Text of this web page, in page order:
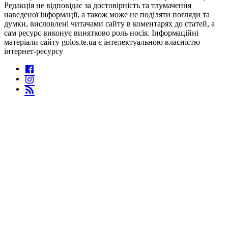
Редакція не відповідає за достовірність та тлумачення
наведеної інформації, а також може не поділяти погляди та
думки, висловлені читачами сайту в коментарях до статей, а
сам ресурс виконує винятково роль носія. Інформаційні
матеріали сайту golos.te.ua є інтелектуальною власністю
інтернет-ресурсу